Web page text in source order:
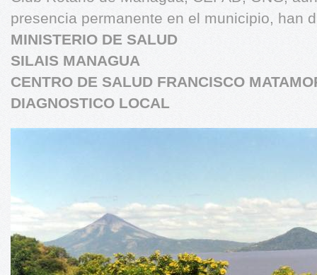
presencia permanente en el municipio, han
MINISTERIO DE SALUD
SILAIS MANAGUA
CENTRO DE SALUD FRANCISCO
DIAGNOSTICO LOCAL